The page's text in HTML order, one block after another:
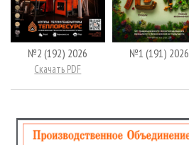
№2 (192) 2026
Скачать PDF
№1 (191) 2026